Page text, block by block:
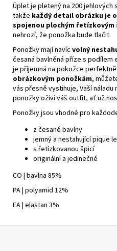
Úplet je pletený na 200 jehlových
takže každý detail obrázku je
spojenou plochým řetízkovým
nehrozí, že ponožka bude tlačit.
Ponožky mají navíc volný
česaná bavlněná příze s
je příjemná na pokožce
obrázkovým ponožkám,
vás přesně vystihuje, Vaší
ponožky oživí váš outfit, ať už
Ponožky jsou vhodné pro
z česané bavlny
jemný a nestahující pique
s řetízkovanou špicí
originální a jedinečné
CO | bavlna 85%
PA | polyamid 12%
EA | elastan 3%